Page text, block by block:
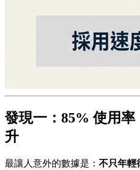
發現一：85% 使用
升
最讓人意外的數據是： 不只年輕